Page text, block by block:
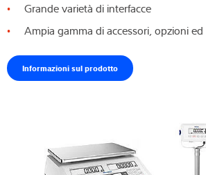
Grande varietà di interfacce
Ampia gamma di accessori, opzioni
Informazioni sul prodotto